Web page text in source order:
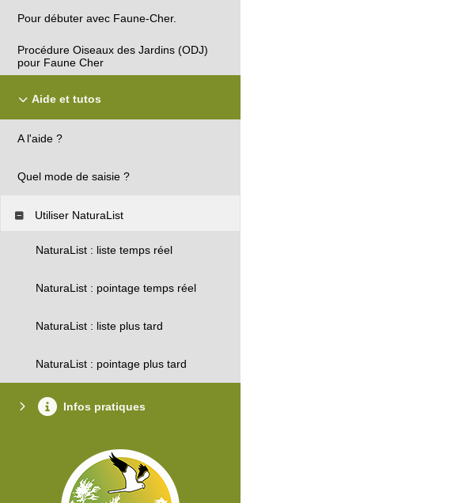
Pour débuter avec Faune-Cher.
Procédure Oiseaux des Jardins (ODJ)
pour Faune Cher
Aide et tutos
A l'aide ?
Quel mode de saisie ?
Utiliser NaturaList
NaturaList : liste temps réel
NaturaList : pointage temps réel
NaturaList : liste plus tard
NaturaList : pointage plus tard
Infos pratiques